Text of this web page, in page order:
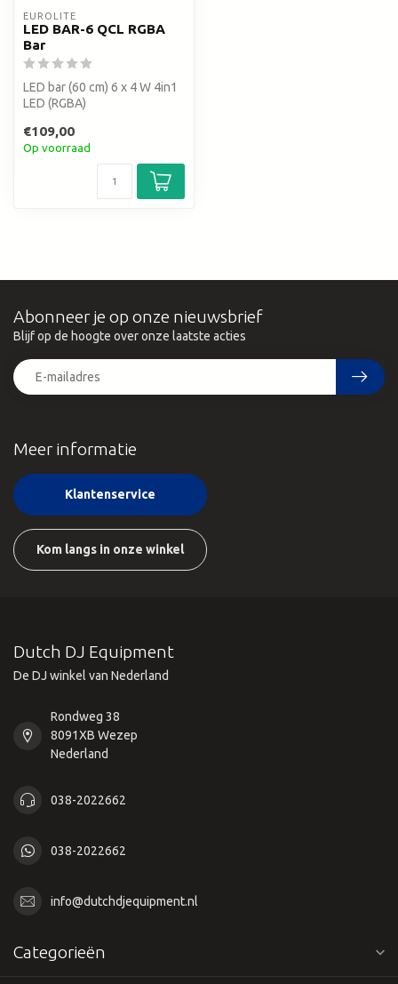
EUROLITE
LED BAR-6 QCL RGBA
Bar
LED bar (60 cm) 6 x 4 W 4in1
LED (RGBA)
€109,00
Op voorraad
Meer informatie
Klantenservice
Kom langs in onze winkel
Abonneer je op onze nieuwsbrief
Blijf op de hoogte over onze laatste acties
Dutch DJ Equipment
De DJ winkel van Nederland
Rondweg 38
8091XB Wezep
Nederland
038-2022662
038-2022662
info@dutchdjequipment.nl
Categorieën